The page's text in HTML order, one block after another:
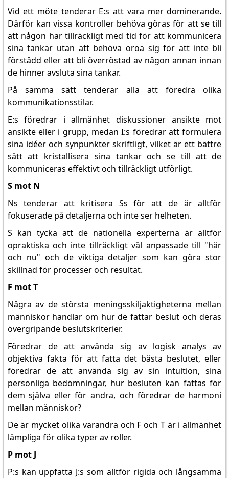
Vid ett möte tenderar E:s att vara mer dominerande.
Därför kan vissa kontroller behöva göras för att se till
att någon har tillräckligt med tid för att kommunicera
sina tankar utan att behöva oroa sig för att inte bli
förstådd eller att bli överröstad av någon annan innan
de hinner avsluta sina tankar.
På samma sätt tenderar alla att föredra olika
kommunikationsstilar.
E:s föredrar i allmänhet diskussioner ansikte mot
ansikte eller i grupp, medan I:s föredrar att formulera
sina idéer och synpunkter skriftligt, vilket är ett bättre
sätt att kristallisera sina tankar och se till att de
kommuniceras effektivt och tillräckligt utförligt.
S mot N
Ns tenderar att kritisera Ss för att de är alltför
fokuserade på detaljerna och inte ser helheten.
S kan tycka att de nationella experterna är alltför
opraktiska och inte tillräckligt väl anpassade till "här
och nu" och de viktiga detaljer som kan göra stor
skillnad för processer och resultat.
F mot T
Några av de största meningsskiljaktigheterna mellan
människor handlar om hur de fattar beslut och deras
övergripande beslutskriterier.
Föredrar de att använda sig av logisk analys av
objektiva fakta för att fatta det bästa beslutet, eller
föredrar de att använda sig av sin intuition, sina
personliga bedömningar, hur besluten kan fattas för
dem själva eller för andra, och föredrar de harmoni
mellan människor?
De är mycket olika varandra och F och T är i allmänhet
lämpliga för olika typer av roller.
P mot J
P:s kan uppfatta J:s som alltför rigida och långsamma